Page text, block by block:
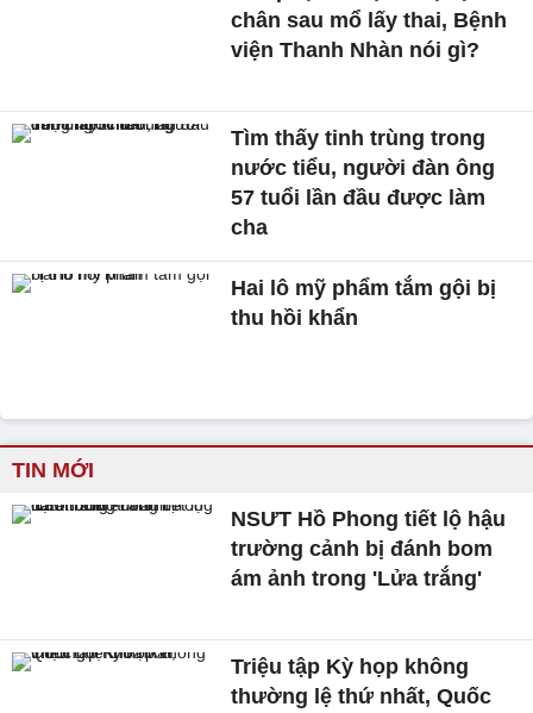
chân sau mổ lấy thai, Bệnh
viện Thanh Nhàn nói gì?
Tìm thấy tinh trùng trong
nước tiểu, người đàn ông
57 tuổi lần đầu được làm
cha
Hai lô mỹ phẩm tắm gội bị
thu hồi khẩn
TIN MỚI
NSƯT Hồ Phong tiết lộ hậu
trường cảnh bị đánh bom
ám ảnh trong 'Lửa trắng'
Triệu tập Kỳ họp không
thường lệ thứ nhất, Quốc